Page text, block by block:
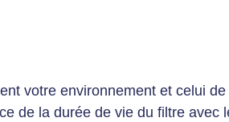
votre environnement et celui de
de la durée de vie du filtre avec